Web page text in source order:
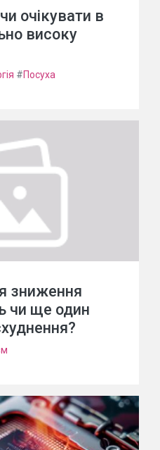
очікувати в
високу
#Посуха
зниження
чи ще один